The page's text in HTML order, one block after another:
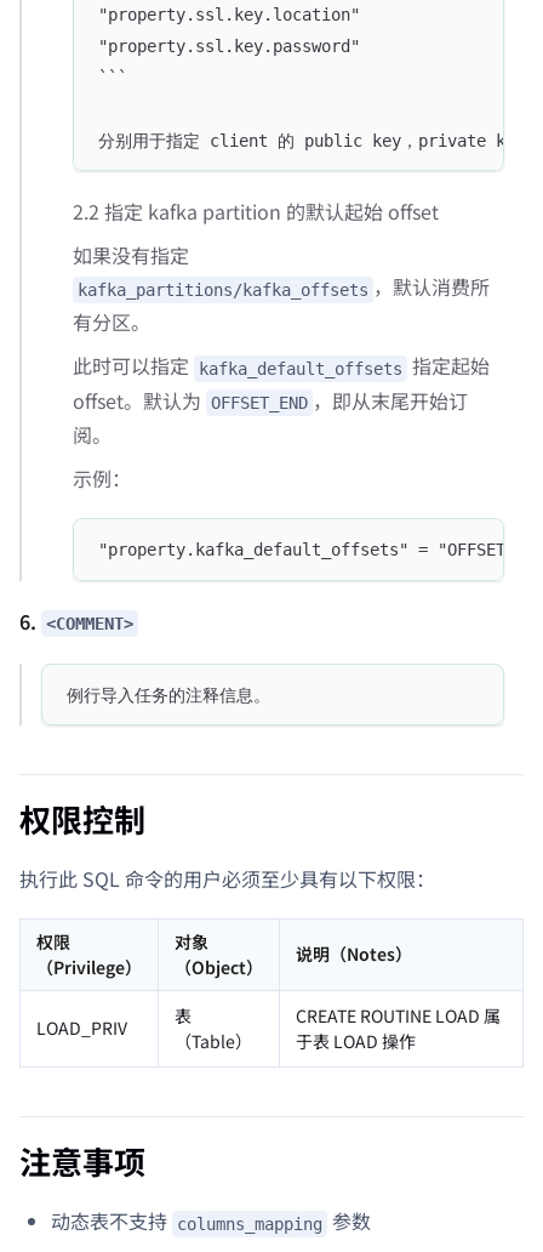
"property.ssl.key.location"
"property.ssl.key.password"
```
分别用于指定 client 的 public key，private key
2.2 指定 kafka partition 的默认起始 offset
如果没有指定
kafka_partitions/kafka_offsets ，默认消费所
有分区。
此时可以指定
kafka_default_offsets 指定起始
offset。默认为 OFFSET_END ，即从末尾开始订
阅。
示例：
"property.kafka_default_offsets" =
6. <COMMENT>
例行导入任务的注释信息。
权限控制
执行此 SQL 命令的用户必须至少具有以下权限：
权限
（Privilege）
对象
（Object）
说明（Notes）
LOAD_PRIV
表
（Table）
CREATE ROUTINE LOAD 属
于表 LOAD 操作
注意事项
动态表不支持 columns_mapping
参数